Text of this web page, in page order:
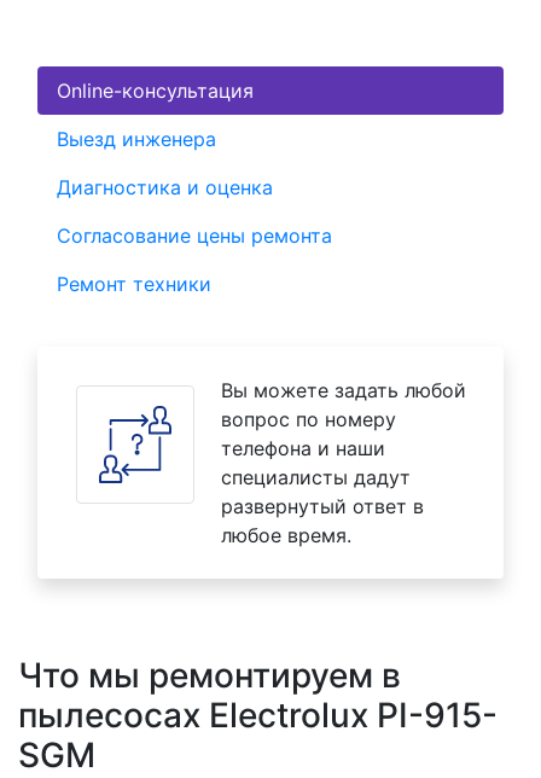
Online-консультация
Выезд инженера
Диагностика и оценка
Согласование цены ремонта
Ремонт техники
Вы можете задать любой
вопрос по номеру
телефона и наши
специалисты дадут
развернутый ответ в
любое время.
Что мы ремонтируем в
пылесосах Electrolux PI-915-
SGM